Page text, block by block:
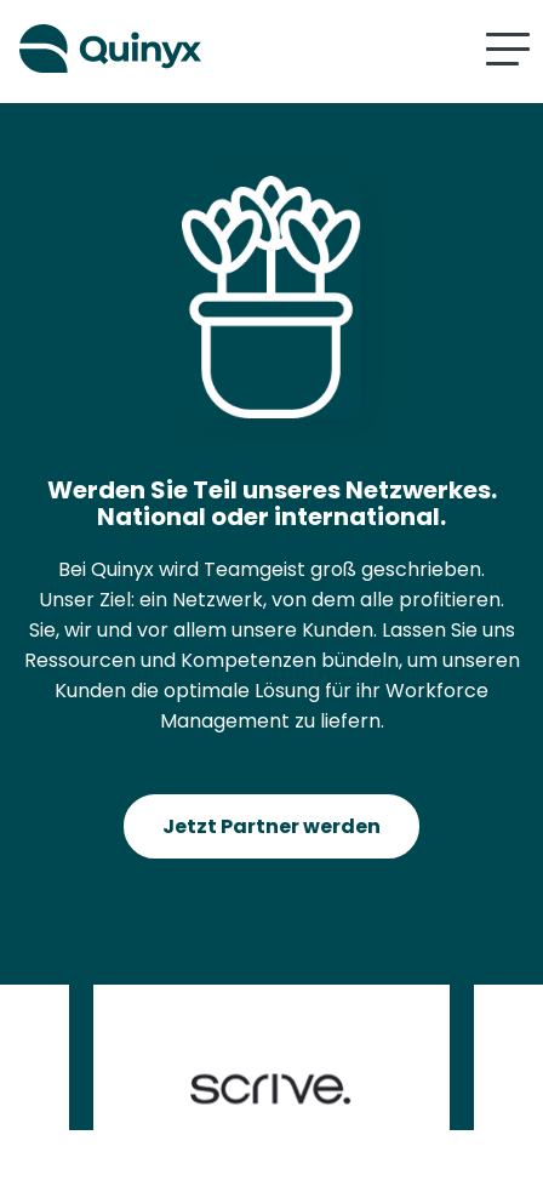
Werden Sie Teil unseres Netzwerkes.
National oder international.
Bei Quinyx wird Teamgeist groß geschrieben.
Unser Ziel: ein Netzwerk, von dem alle profitieren.
Sie, wir und vor allem unsere Kunden. Lassen Sie uns
Ressourcen und Kompetenzen bündeln, um unseren
Kunden die optimale Lösung für ihr Workforce
Management zu liefern.
Jetzt Partner werden